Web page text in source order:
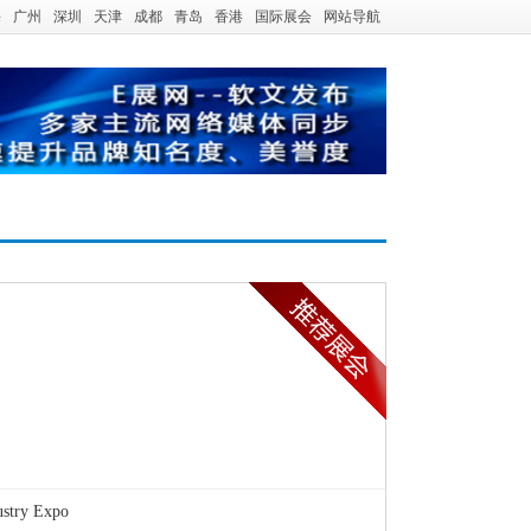
广州 深圳 天津 成都 青岛 香港 国际展会 网站导航
Expo